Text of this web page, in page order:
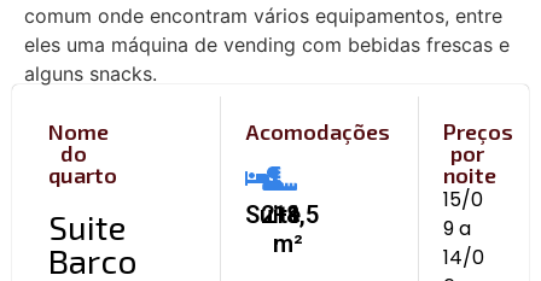
comum onde encontram vários equipamentos, entre
eles uma máquina de vending com bebidas frescas e
alguns snacks.
Nome
do
quarto
Suite
Barco
Acomodações
Suite
2+1
18,5
m²
Preços
por
noite
15/0
9 a
14/0